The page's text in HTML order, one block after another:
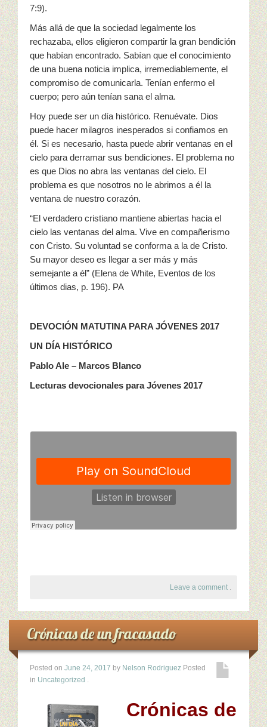
7:9).
Más allá de que la sociedad legalmente los
rechazaba, ellos eligieron compartir la gran bendición
que habían encontrado. Sabían que el conocimiento
de una buena noticia implica, irremediablemente, el
compromiso de comunicarla. Tenían enfermo el
cuerpo; pero aún tenían sana el alma.
Hoy puede ser un día histórico. Renuévate. Dios
puede hacer milagros inesperados si confiamos en
él. Si es necesario, hasta puede abrir ventanas en el
cielo para derramar sus bendiciones. El problema no
es que Dios no abra las ventanas del cielo. El
problema es que nosotros no le abrimos a él la
ventana de nuestro corazón.
“El verdadero cristiano mantiene abiertas hacia el
cielo las ventanas del alma. Vive en compañerismo
con Cristo. Su voluntad se conforma a la de Cristo.
Su mayor deseo es llegar a ser más y más
semejante a él” (Elena de White, Eventos de los
últimos dias, p. 196). PA
DEVOCIÓN MATUTINA PARA JÓVENES 2017
UN DÍA HISTÓRICO
Pablo Ale – Marcos Blanco
Lecturas devocionales para Jóvenes 2017
Leave a comment .
Crónicas de un fracasado
Posted on June 24, 2017 by Nelson Rodriguez Posted
in Uncategorized .
Crónicas de